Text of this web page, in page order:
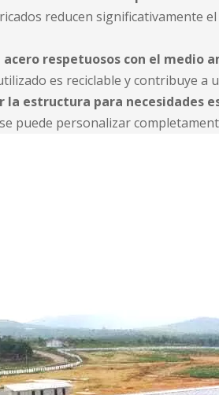
reducen significativamente
acero respetuosos con el medio
es reciclable y contribuye
la estructura para necesidades
puede personalizar